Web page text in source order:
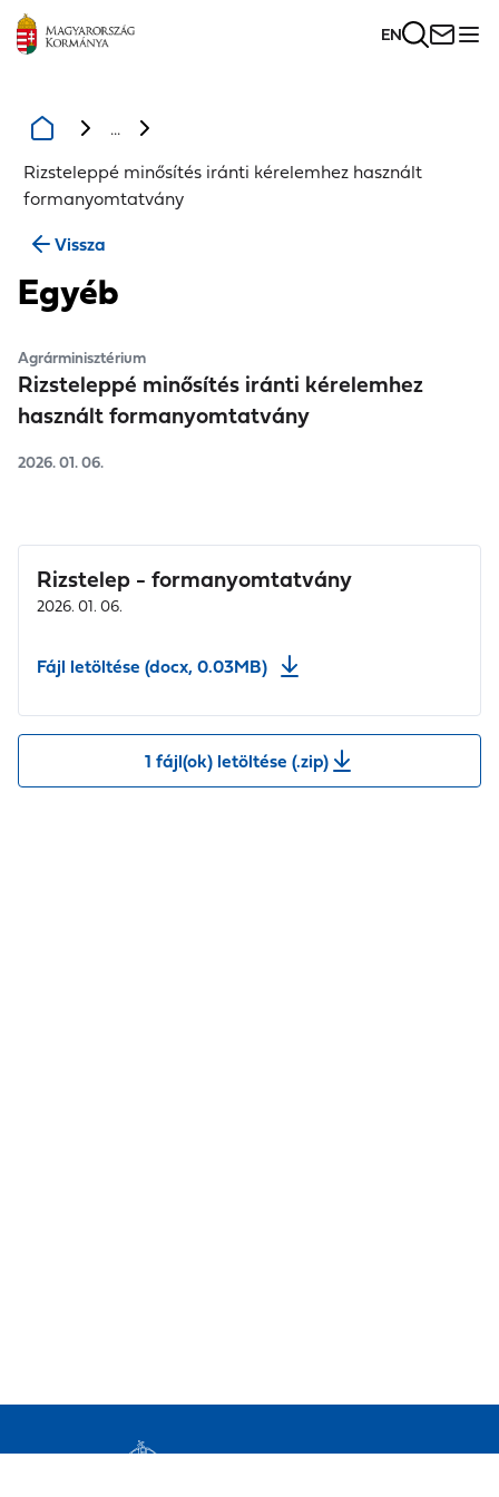
EN
...
Rizsteleppé minősítés iránti kérelemhez használt
formanyomtatvány
Vissza
Egyéb
Agrárminisztérium
Rizsteleppé minősítés iránti kérelemhez
használt formanyomtatvány
2026. 01. 06.
Rizstelep - formanyomtatvány
2026. 01. 06.
Fájl letöltése (docx, 0.03MB)
1 fájl(ok) letöltése (.zip)